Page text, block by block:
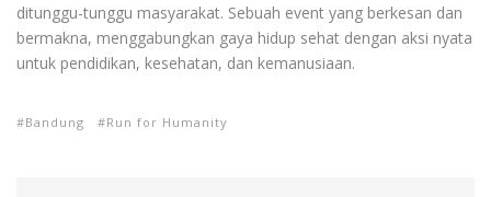
ditunggu-tunggu masyarakat. Sebuah event yang berkesan dan
bermakna, menggabungkan gaya hidup sehat dengan aksi nyata
untuk pendidikan, kesehatan, dan kemanusiaan.
Bandung Run for Humanity